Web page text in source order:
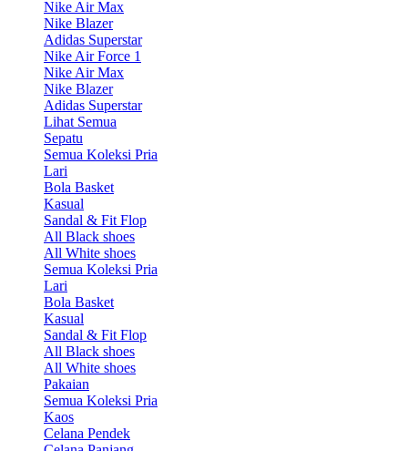
Nike Air Max
Nike Blazer
Adidas Superstar
Nike Air Force 1
Nike Air Max
Nike Blazer
Adidas Superstar
Lihat Semua
Sepatu
Semua Koleksi Pria
Lari
Bola Basket
Kasual
Sandal & Fit Flop
All Black shoes
All White shoes
Semua Koleksi Pria
Lari
Bola Basket
Kasual
Sandal & Fit Flop
All Black shoes
All White shoes
Pakaian
Semua Koleksi Pria
Kaos
Celana Pendek